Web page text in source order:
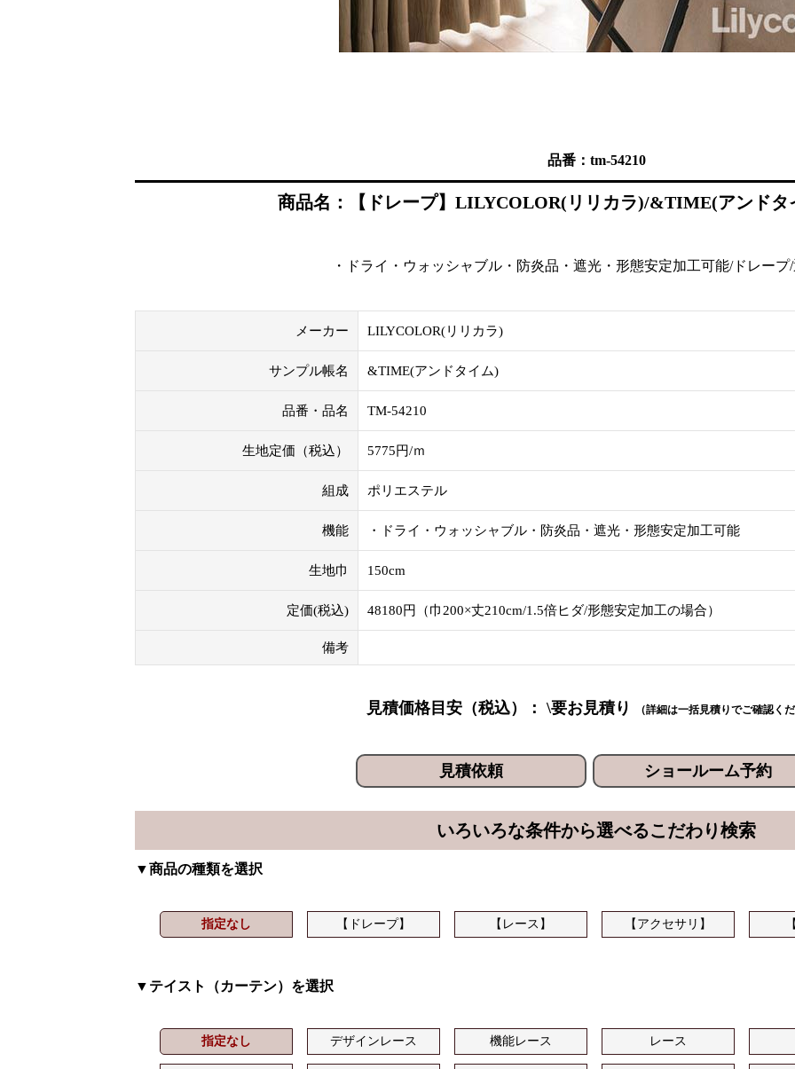
品番：tm-54210
商品名：【ドレープ】LILYCOLOR(リリカラ)/&TIME(アンドタ
・ドライ・ウォッシャブル・防炎品・遮光・形態安定加工可能/ドレープ
メーカー LILYCOLOR(リリカラ)
サンプル帳名 &TIME(アンドタイム)
品番・品名 TM-54210
生地定価（税込） 5775円/ｍ
組成 ポリエステル
機能 ・ドライ・ウォッシャブル・防炎品・遮光・形態安定加工可能
生地巾 150cm
定価(税込) 48180円（巾200×丈210cm/1.5倍ヒダ/形態安定加工の場合）
備考
見積価格目安（税込）： \要お見積り （詳細は一括見積りでご確認く
見積依頼 ショールーム予約
いろいろな条件から選べるこだわり検索
▼商品の種類を選択
指定なし 【ドレープ】 【レース】 【アクセサリ】
▼テイスト（カーテン）を選択
指定なし デザインレース 機能レース レース